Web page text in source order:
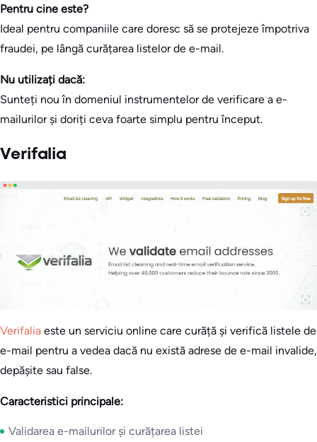
Pentru cine este?
Ideal pentru companiile care doresc să se protejeze împotriva
fraudei, pe lângă curățarea listelor de e-mail.
Nu utilizați dacă:
Sunteți nou în domeniul instrumentelor de verificare a e-
mailurilor și doriți ceva foarte simplu pentru început.
Verifalia
Verifalia este un serviciu online care curăță și verifică listele de
e-mail pentru a vedea dacă nu există adrese de e-mail invalide,
depășite sau false.
Caracteristici principale:
Validarea e-mailurilor și curățarea listei